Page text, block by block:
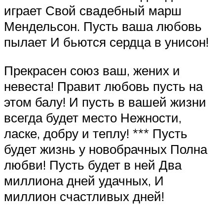
играет Свой свадебный марш
Мендельсон. Пусть ваша любовь
пылает И бьются сердца в унисон!
Прекрасен союз ваш, жених и
невеста! Правит любовь пусть на
этом балу! И пусть в вашей жизни
всегда будет место Нежности,
ласке, добру и теплу! *** Пусть
будет жизнь у новобрачных Полна
любви! Пусть будет в ней Два
миллиона дней удачных, И
миллион счастливых дней!